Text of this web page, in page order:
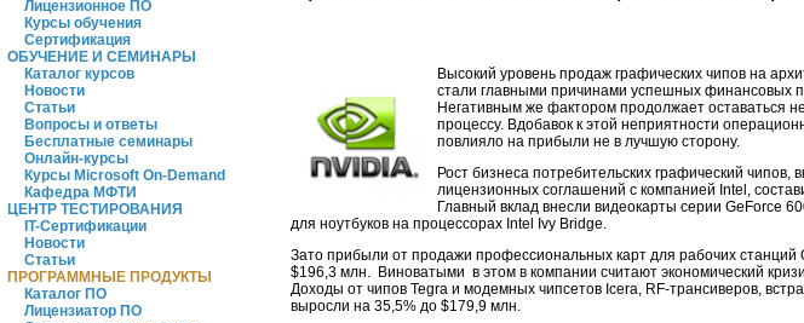
Лицензионное ПО
Курсы обучения
Сертификация
ОБУЧЕНИЕ И СЕМИНАРЫ
Каталог курсов
Новости
Статьи
Вопросы и ответы
Бесплатные семинары
Онлайн-курсы
Курсы Microsoft On-Demand
Кафедра МФТИ
ЦЕНТР ТЕСТИРОВАНИЯ
IT-Сертификации
Новости
Статьи
ПРОГРАММНЫЕ ПРОДУКТЫ
Каталог ПО
Лицензиатор ПО
Высокий уровень продаж графических чипов на
стали главными причинами успешных финансовых
Негативным же фактором продолжает оставаться
процессу. Вдобавок к этой неприятности
повлияло на прибыли не в лучшую сторону.
Рост бизнеса потребительских графический
лицензионных соглашений с компанией Intel,
Главный вклад внесли видеокарты серии GeForce
для ноутбуков на процессорах Intel Ivy Bridge.
Зато прибыли от продажи профессиональных карт для рабочих
$196,3 млн. Виноватыми в этом в компании считают экономический
Доходы от чипов Tegra и модемных чипсетов Icera, RF-трансиверов,
выросли на 35,5% до $179,9 млн.